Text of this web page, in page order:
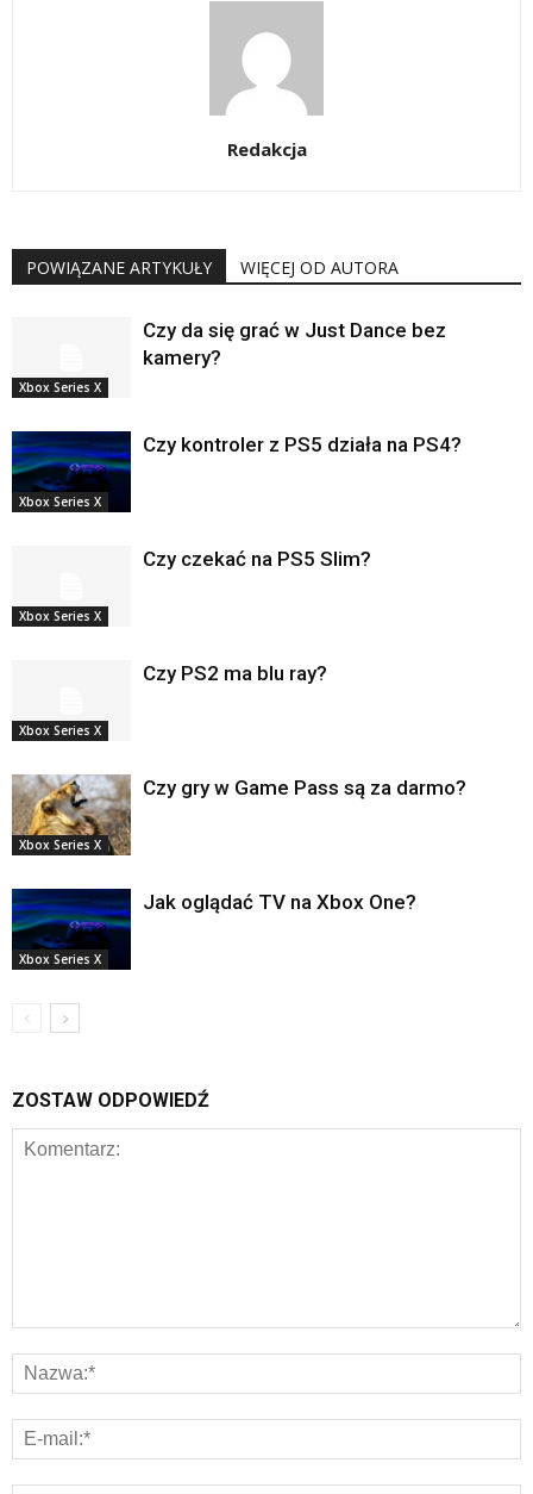
Redakcja
POWIĄZANE ARTYKUŁY WIĘCEJ OD AUTORA
Xbox Series X
Czy da się grać w Just Dance bez
kamery?
Xbox Series X
Czy kontroler z PS5 działa na PS4?
Xbox Series X
Czy czekać na PS5 Slim?
Xbox Series X
Czy PS2 ma blu ray?
Xbox Series X
Czy gry w Game Pass są za darmo?
Xbox Series X
Jak oglądać TV na Xbox One?
ZOSTAW ODPOWIEDŹ